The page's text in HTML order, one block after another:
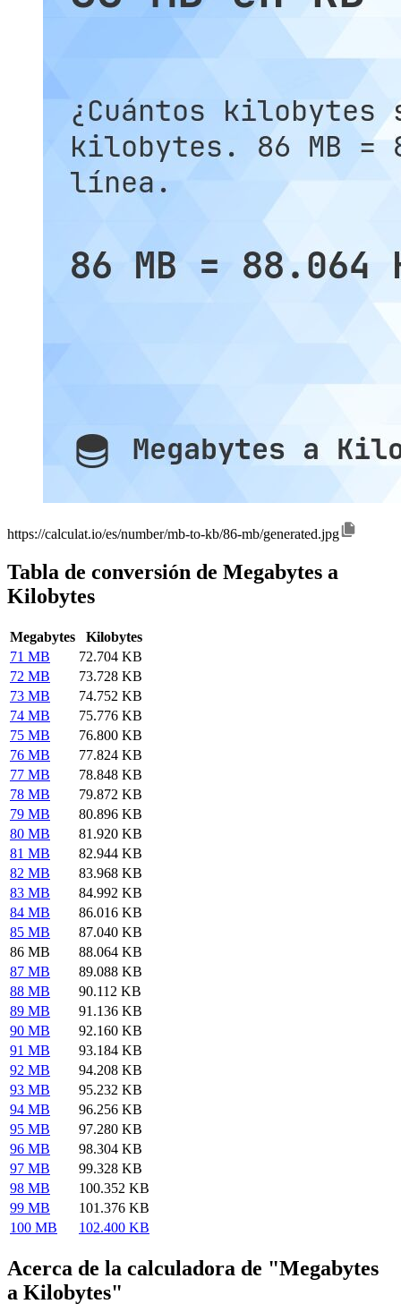
https://calculat.io/es/number/mb-to-kb/86-mb/generated.jpg
Tabla de conversión de Megabytes a
Kilobytes
Megabytes
Kilobytes
71 MB
72.704 KB
72 MB
73.728 KB
73 MB
74.752 KB
74 MB
75.776 KB
75 MB
76.800 KB
76 MB
77.824 KB
77 MB
78.848 KB
78 MB
79.872 KB
79 MB
80.896 KB
80 MB
81.920 KB
81 MB
82.944 KB
82 MB
83.968 KB
83 MB
84.992 KB
84 MB
86.016 KB
85 MB
87.040 KB
86 MB
88.064 KB
87 MB
89.088 KB
88 MB
90.112 KB
89 MB
91.136 KB
90 MB
92.160 KB
91 MB
93.184 KB
92 MB
94.208 KB
93 MB
95.232 KB
94 MB
96.256 KB
95 MB
97.280 KB
96 MB
98.304 KB
97 MB
99.328 KB
98 MB
100.352 KB
99 MB
101.376 KB
100 MB
102.400 KB
Acerca de la calculadora de "Megabytes
a Kilobytes"